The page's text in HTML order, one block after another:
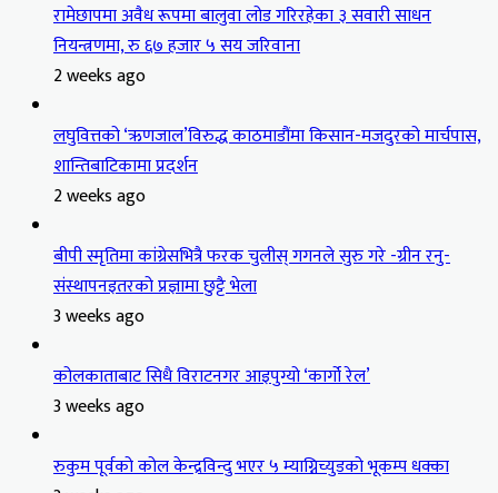
रामेछापमा अवैध रूपमा बालुवा लोड गरिरहेका ३ सवारी साधन
नियन्त्रणमा, रु ६७ हजार ५ सय जरिवाना
2 weeks ago
लघुवित्तको ‘ऋणजाल’विरुद्ध काठमाडौंमा किसान-मजदुरको मार्चपास,
शान्तिबाटिकामा प्रदर्शन
2 weeks ago
बीपी स्मृतिमा कांग्रेसभित्रै फरक चुलीस् गगनले सुरु गरे -ग्रीन रनु-
संस्थापनइतरको प्रज्ञामा छुट्टै भेला
3 weeks ago
कोलकाताबाट सिधै विराटनगर आइपुग्यो ‘कार्गो रेल’
3 weeks ago
रुकुम पूर्वको कोल केन्द्रविन्दु भएर ५ म्याग्निच्युडको भूकम्प धक्का